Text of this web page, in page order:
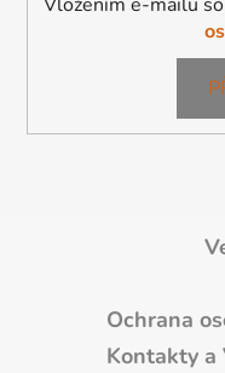
Ochrana
Kontakty a